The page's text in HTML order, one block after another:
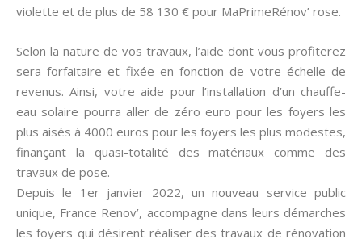
violette et de plus de 58 130 € pour MaPrimeRénov’ rose.
Selon la nature de vos travaux, l’aide dont vous profiterez
sera forfaitaire et fixée en fonction de votre échelle de
revenus. Ainsi, votre aide pour l’installation d’un chauffe-
eau solaire pourra aller de zéro euro pour les foyers les
plus aisés à 4000 euros pour les foyers les plus modestes,
finançant la quasi-totalité des matériaux comme des
travaux de pose.
Depuis le 1er janvier 2022, un nouveau service public
unique, France Renov’, accompagne dans leurs démarches
les foyers qui désirent réaliser des travaux de rénovation